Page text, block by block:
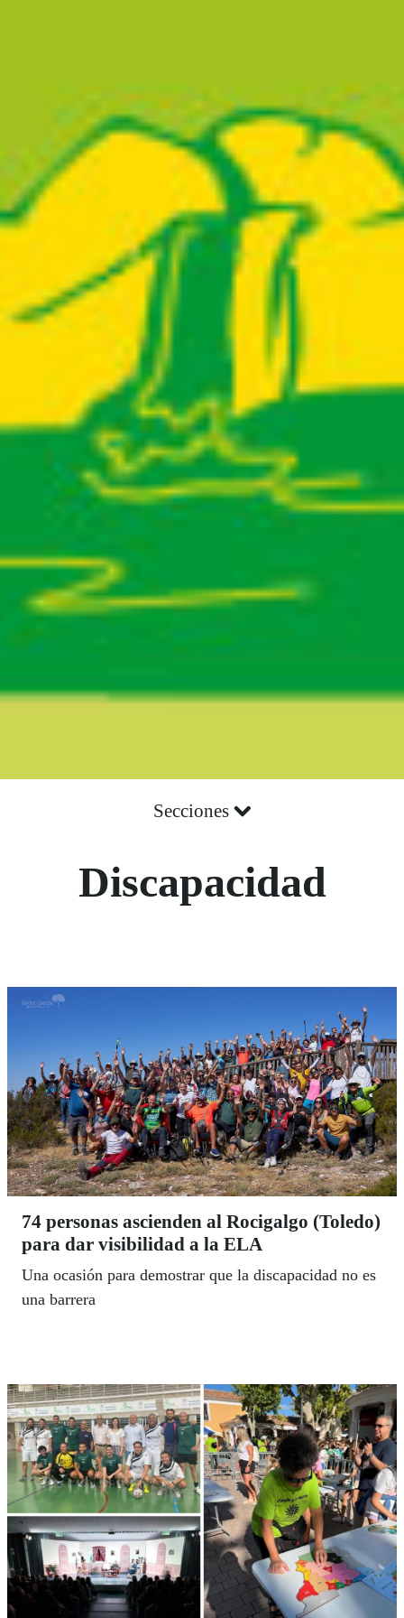
Secciones
Discapacidad
74 personas ascienden al Rocigalgo (Toledo)
para dar visibilidad a la ELA
Una ocasión para demostrar que la discapacidad no es
una barrera